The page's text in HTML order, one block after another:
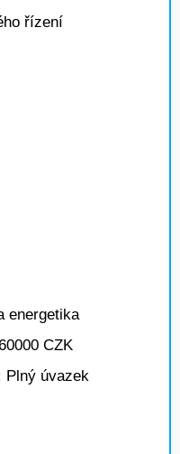
řízení
energetika
CZK
Plný úvazek